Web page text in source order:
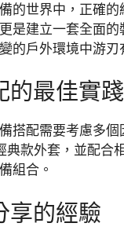
的世界中，正確
是建立一套全面
的戶外環境中游刃
的最佳實踐
搭配需要考慮多
款外套，並配合
組合。
享的經驗